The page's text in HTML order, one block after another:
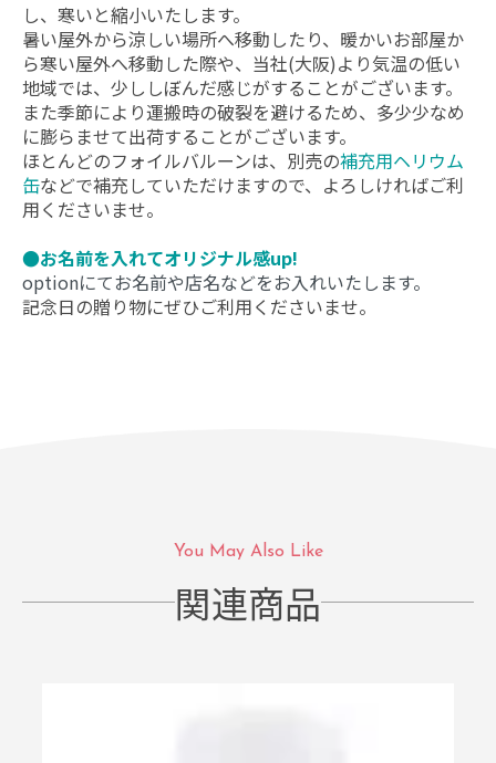
し、寒いと縮小いたします。
暑い屋外から涼しい場所へ移動したり、暖かいお部屋か
ら寒い屋外へ移動した際や、当社(大阪)より気温の低い
地域では、少ししぼんだ感じがすることがございます。
また季節により運搬時の破裂を避けるため、多少少なめ
に膨らませて出荷することがございます。
ほとんどのフォイルバルーンは、別売の補充用ヘリウム
缶などで補充していただけますので、よろしければご利
用くださいませ。
●お名前を入れてオリジナル感up!
optionにてお名前や店名などをお入れいたします。
記念日の贈り物にぜひご利用くださいませ。
You May Also Like
関連商品